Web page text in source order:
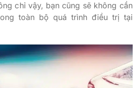
chỉ vậy, bạn cũng sẽ không cần
toàn bộ quá trình điều trị tại